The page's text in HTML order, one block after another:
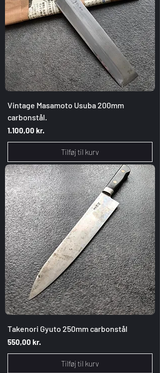
Vintage Masamoto Usuba 200mm
carbonstål.
Pris
1.100,00 kr.
Tilføj til kurv
Takenori Gyuto 250mm carbonstål
Pris
550,00 kr.
Tilføj til kurv